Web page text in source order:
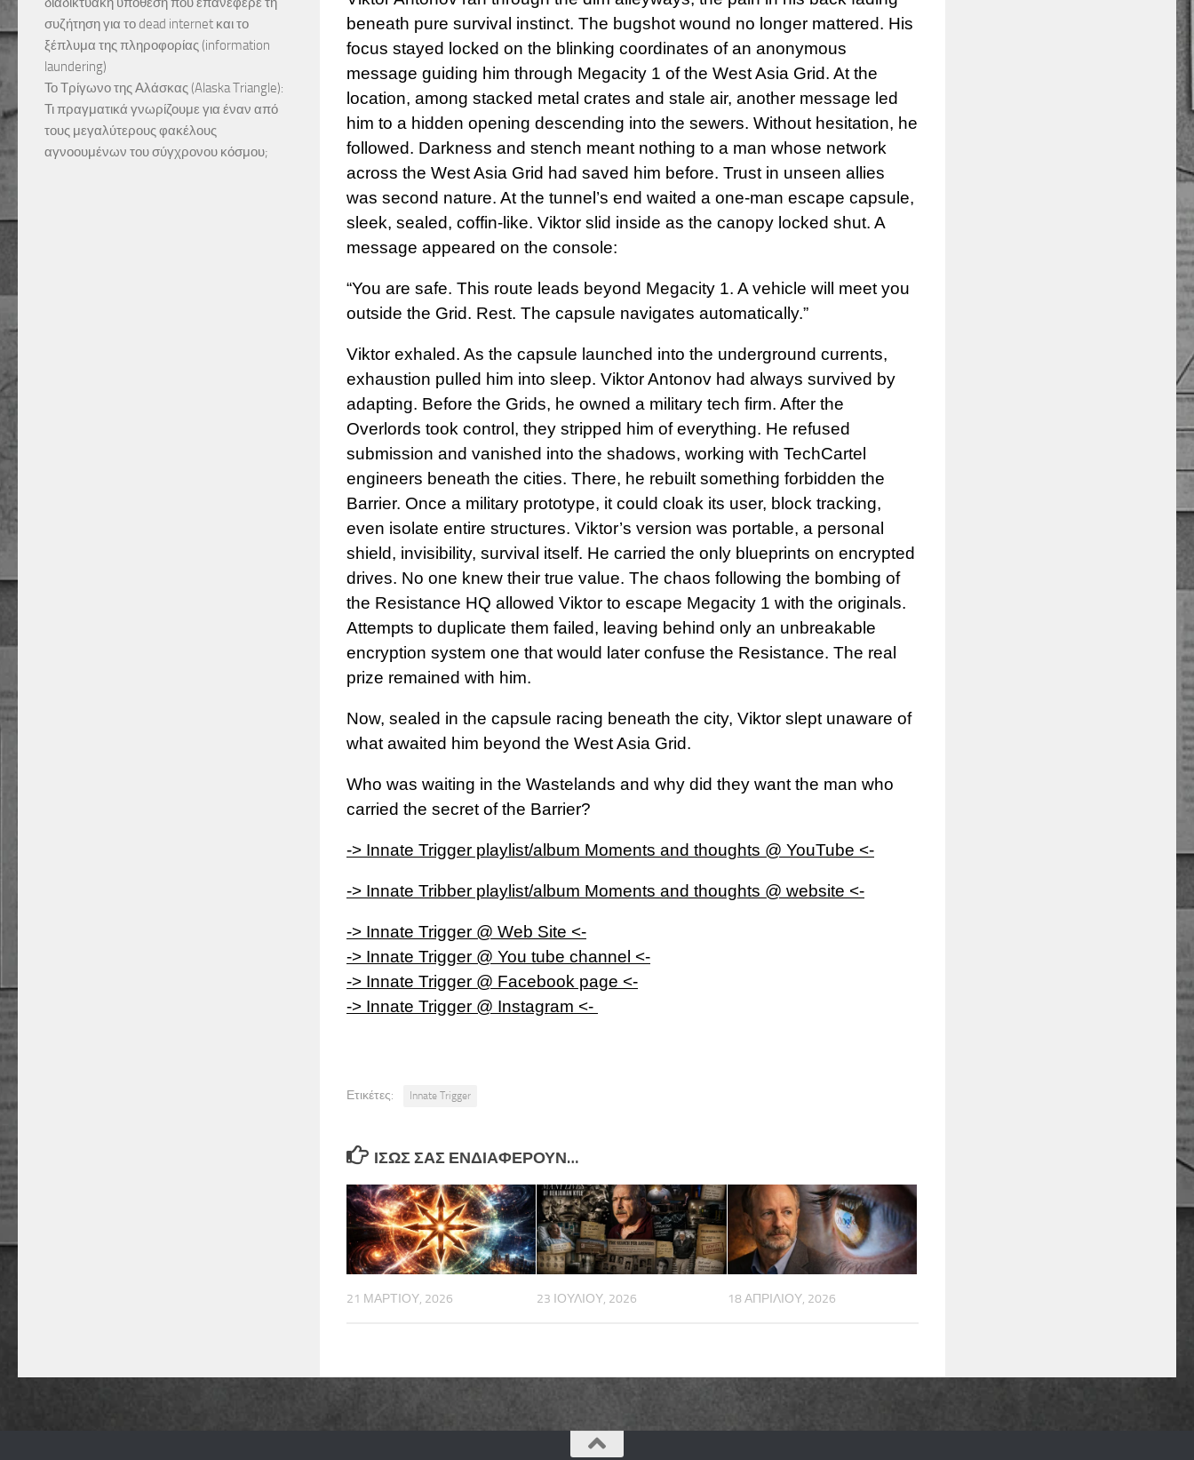
beneath pure survival instinct. The bugshot wound no longer mattered. His
focus stayed locked on the blinking coordinates of an anonymous
message guiding him through Megacity 1 of the West Asia Grid. At the
location, among stacked metal crates and stale air, another message led
him to a hidden opening descending into the sewers. Without hesitation, he
followed. Darkness and stench meant nothing to a man whose network
across the West Asia Grid had saved him before. Trust in unseen allies
was second nature. At the tunnel’s end waited a one-man escape capsule,
sleek, sealed, coffin-like. Viktor slid inside as the canopy locked shut. A
message appeared on the console:
“You are safe. This route leads beyond Megacity 1. A vehicle will meet you
outside the Grid. Rest. The capsule navigates automatically.”
Viktor exhaled. As the capsule launched into the underground currents,
exhaustion pulled him into sleep. Viktor Antonov had always survived by
adapting. Before the Grids, he owned a military tech firm. After the
Overlords took control, they stripped him of everything. He refused
submission and vanished into the shadows, working with TechCartel
engineers beneath the cities. There, he rebuilt something forbidden the
Barrier. Once a military prototype, it could cloak its user, block tracking,
even isolate entire structures. Viktor’s version was portable, a personal
shield, invisibility, survival itself. He carried the only blueprints on encrypted
drives. No one knew their true value. The chaos following the bombing of
the Resistance HQ allowed Viktor to escape Megacity 1 with the originals.
Attempts to duplicate them failed, leaving behind only an unbreakable
encryption system one that would later confuse the Resistance. The real
prize remained with him.
Now, sealed in the capsule racing beneath the city, Viktor slept unaware of
what awaited him beyond the West Asia Grid.
Who was waiting in the Wastelands and why did they want the man who
carried the secret of the Barrier?
-> Innate Trigger playlist/album Moments and thoughts @ YouTube <-
-> Innate Tribber playlist/album Moments and thoughts @ website <-
-> Innate Trigger @ Web Site <-
-> Innate Trigger @ You tube channel <-
-> Innate Trigger @ Facebook page <-
-> Innate Trigger @ Instagram <-
Ετικέτες: Innate Trigger
ΊΣΩΣ ΣΑΣ ΕΝΔΙΑΦΈΡΟΥΝ…
21 ΜΑΡΤΊΟΥ, 2026 23 ΙΟΥΛΊΟΥ, 2026 18 ΑΠΡΙΛΊΟΥ, 2026
συζήτηση για το dead internet και το
ξέπλυμα της πληροφορίας (information
laundering)
Το Τρίγωνο της Αλάσκας (Alaska Triangle):
Τι πραγματικά γνωρίζουμε για έναν από
τους μεγαλύτερους φακέλους
αγνοουμένων του σύγχρονου κόσμου;